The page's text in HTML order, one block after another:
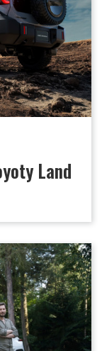
Land